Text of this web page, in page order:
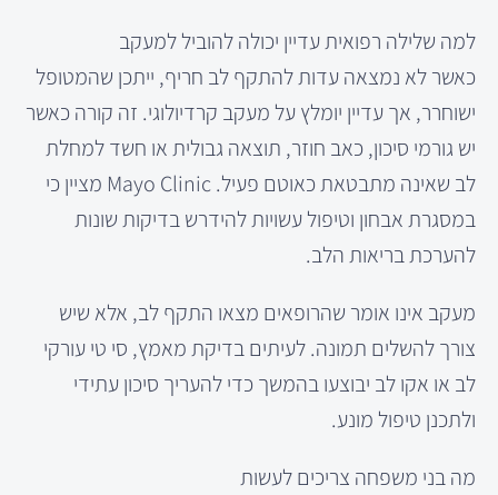
למה שלילה רפואית עדיין יכולה להוביל למעקב
כאשר לא נמצאה עדות להתקף לב חריף, ייתכן שהמטופל
ישוחרר, אך עדיין יומלץ על מעקב קרדיולוגי. זה קורה כאשר
יש גורמי סיכון, כאב חוזר, תוצאה גבולית או חשד למחלת
לב שאינה מתבטאת כאוטם פעיל. Mayo Clinic מציין כי
במסגרת אבחון וטיפול עשויות להידרש בדיקות שונות
להערכת בריאות הלב.
מעקב אינו אומר שהרופאים מצאו התקף לב, אלא שיש
צורך להשלים תמונה. לעיתים בדיקת מאמץ, סי טי עורקי
לב או אקו לב יבוצעו בהמשך כדי להעריך סיכון עתידי
ולתכנן טיפול מונע.
מה בני משפחה צריכים לעשות